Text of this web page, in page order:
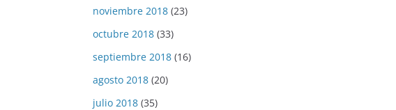
noviembre 2018 (23)
octubre 2018 (33)
septiembre 2018 (16)
agosto 2018 (20)
julio 2018 (35)